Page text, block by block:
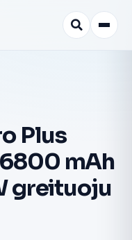
Plus
mAh
greituoju